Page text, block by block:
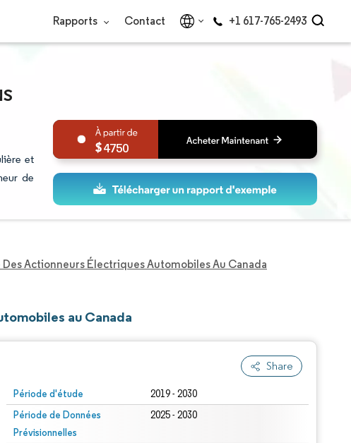
Rapports Contact +1 617-765-2493
et
de
4750
Des Actionneurs Électriques Automobiles Au Canada
au Canada
Share
Période d'étude 2019 - 2030
Période de Données
Prévisionnelles
2025 - 2030